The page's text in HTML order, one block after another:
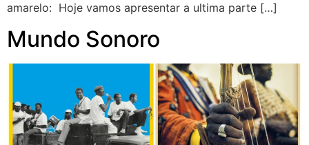
amarelo: Hoje vamos apresentar a ultima parte […]
Mundo Sonoro